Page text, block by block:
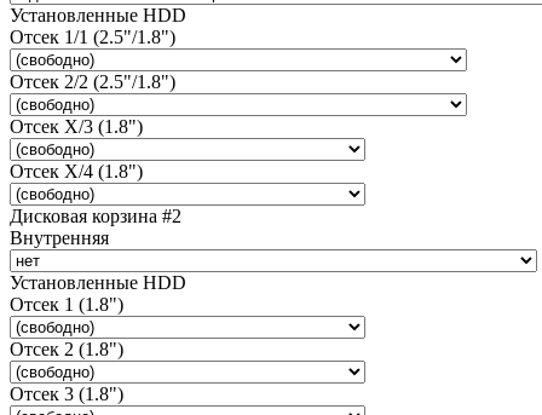
Установленные HDD
Отсек 1/1 (2.5"/1.8")
Отсек 2/2 (2.5"/1.8")
Отсек X/3 (1.8")
Отсек X/4 (1.8")
Дисковая корзина #2
Внутренняя
Установленные HDD
Отсек 1 (1.8")
Отсек 2 (1.8")
Отсек 3 (1.8")